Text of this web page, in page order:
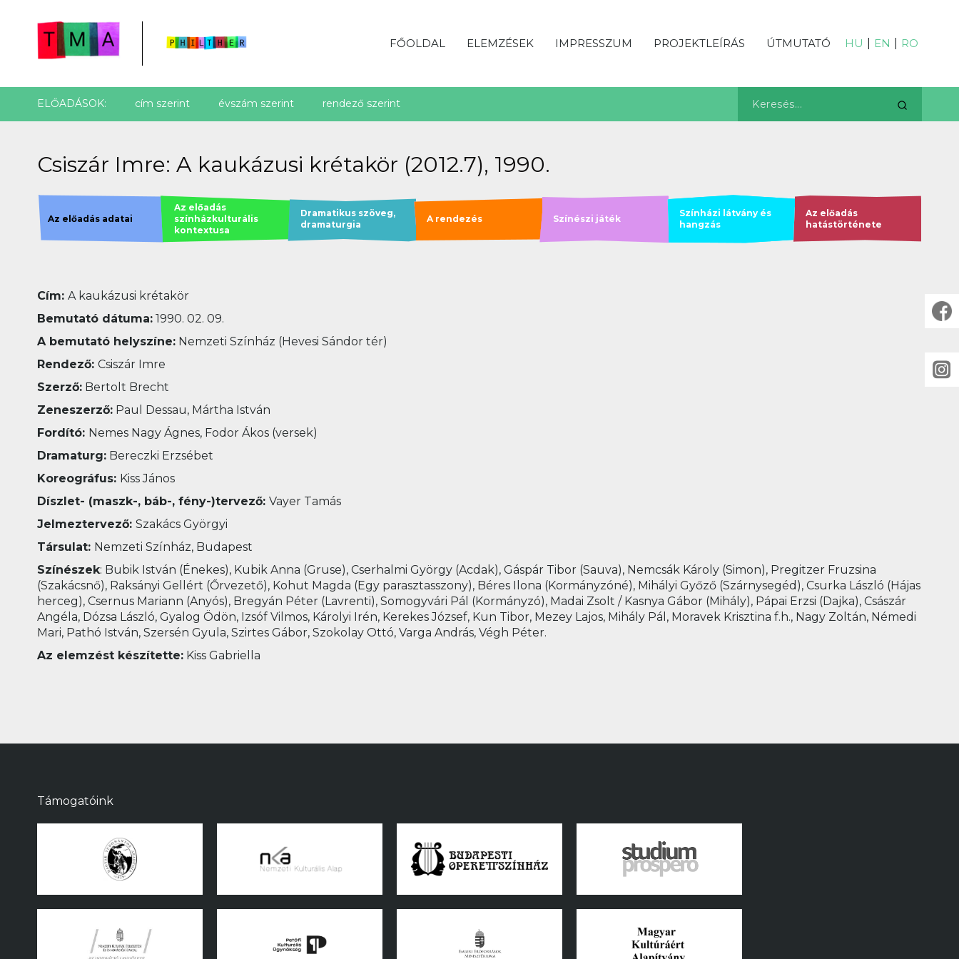
FŐOLDAL ELEMZÉSEK IMPRESSZUM PROJEKTLEÍRÁS ÚTMUTATÓ HU EN RO
ELŐADÁSOK: cím szerint évszám szerint rendező szerint
Csiszár Imre: A kaukázusi krétakör (2012.7), 1990.
Az előadás adatai
Az előadás
színházkulturális
kontextusa
Dramatikus szöveg,
dramaturgia
A rendezés Színészi játék
Színházi látvány és
hangzás
Az előadás
hatástörténete
Cím: A kaukázusi krétakör
Bemutató dátuma: 1990. 02. 09.
A bemutató helyszíne: Nemzeti Színház (Hevesi Sándor tér)
Rendező: Csiszár Imre
Szerző: Bertolt Brecht
Zeneszerző: Paul Dessau, Mártha István
Fordító: Nemes Nagy Ágnes, Fodor Ákos (versek)
Dramaturg: Bereczki Erzsébet
Koreográfus: Kiss János
Díszlet- (maszk-, báb-, fény-)tervező: Vayer Tamás
Jelmeztervező: Szakács Györgyi
Társulat: Nemzeti Színház, Budapest
Színészek: Bubik István (Énekes), Kubik Anna (Gruse), Cserhalmi György (Acdak), Gáspár Tibor (Sauva), Nemcsák Károly (Simon), Pregitzer Fruzsina
(Szakácsnő), Raksányi Gellért (Őrvezető), Kohut Magda (Egy parasztasszony), Béres Ilona (Kormányzóné), Mihályi Győző (Szárnysegéd), Csurka László (Hájas
herceg), Csernus Mariann (Anyós), Bregyán Péter (Lavrenti), Somogyvári Pál (Kormányzó), Madai Zsolt / Kasnya Gábor (Mihály), Pápai Erzsi (Dajka), Császár
Angéla, Dózsa László, Gyalog Ödön, Izsóf Vilmos, Károlyi Irén, Kerekes József, Kun Tibor, Mezey Lajos, Mihály Pál, Moravek Krisztina f.h., Nagy Zoltán, Némedi
Mari, Pathó István, Szersén Gyula, Szirtes Gábor, Szokolay Ottó, Varga András, Végh Péter.
Az elemzést készítette: Kiss Gabriella
Támogatóink